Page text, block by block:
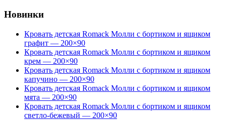
Новинки
Кровать детская Romack Молли с бортиком и ящиком
графит — 200×90
Кровать детская Romack Молли с бортиком и ящиком
крем — 200×90
Кровать детская Romack Молли с бортиком и ящиком
капучино — 200×90
Кровать детская Romack Молли с бортиком и ящиком
мята — 200×90
Кровать детская Romack Молли с бортиком и ящиком
светло-бежевый — 200×90